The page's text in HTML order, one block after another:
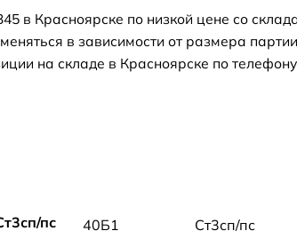
в Красноярске по низкой цене со
в зависимости от размера
на складе в Красноярске по
пс 40Б1 Ст3сп/пс